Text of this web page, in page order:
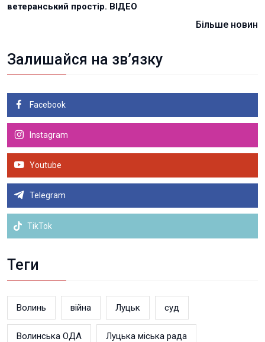
ветеранський простір. ВІДЕО
Більше новин
Залишайся на зв’язку
Facebook
Instagram
Youtube
Telegram
TikTok
Теги
Волинь війна Луцьк суд
Волинська ОДА Луцька міська рада